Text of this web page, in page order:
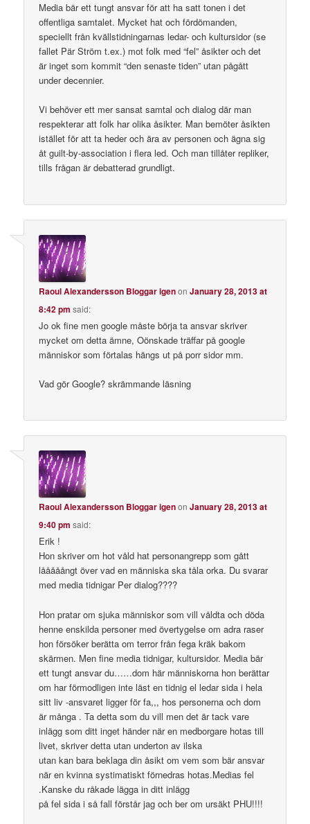
Media bär ett tungt ansvar för att ha satt tonen i det
offentliga samtalet. Mycket hat och fördömanden,
speciellt från kvällstidningarnas ledar- och kultursidor (se
fallet Pär Ström t.ex.) mot folk med “fel” åsikter och det
är inget som kommit “den senaste tiden” utan pågått
under decennier.
Vi behöver ett mer sansat samtal och dialog där man
respekterar att folk har olika åsikter. Man bemöter åsikten
istället för att ta heder och ära av personen och ägna sig
åt guilt-by-association i flera led. Och man tillåter repliker,
tills frågan är debatterad grundligt.
Raoul Alexandersson Bloggar igenonJanuary 28, 2013 at
8:42 pm said:
Jo ok fine men google måste börja ta ansvar skriver
mycket om detta ämne, Oönskade träffar på google
människor som förtalas hängs ut på porr sidor mm.
Vad gör Google? skrämmande läsning
Raoul Alexandersson Bloggar igenonJanuary 28, 2013 at
9:40 pm said:
Erik !
Hon skriver om hot våld hat personangrepp som gått
lååååångt över vad en människa ska tåla orka. Du svarar
med media tidnigar Per dialog????
Hon pratar om sjuka människor som vill våldta och döda
henne enskilda personer med övertygelse om adra raser
hon försöker berätta om terror från fega kräk bakom
skärmen. Men fine media tidnigar, kultursidor. Media bär
ett tungt ansvar du……dom här människorna hon berättar
om har förmodligen inte läst en tidnig el ledar sida i hela
sitt liv -ansvaret ligger för fa,,, hos personerna och dom
är många . Ta detta som du vill men det är tack vare
inlägg som ditt inget händer när en medborgare hotas till
livet, skriver detta utan underton av ilska
utan kan bara beklaga din åsikt om vem som bär ansvar
när en kvinna systimatiskt förnedras hotas.Medias fel
.Kanske du råkade lägga in ditt inlägg
på fel sida i så fall förstår jag och ber om ursäkt PHU!!!!